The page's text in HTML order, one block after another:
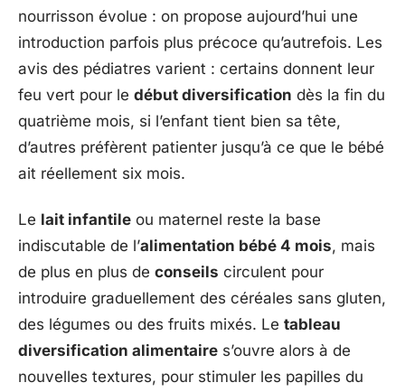
nourrisson évolue : on propose aujourd’hui une
introduction parfois plus précoce qu’autrefois. Les
avis des pédiatres varient : certains donnent leur
feu vert pour le début diversification dès la fin du
quatrième mois, si l’enfant tient bien sa tête,
d’autres préfèrent patienter jusqu’à ce que le bébé
ait réellement six mois.
Le lait infantile ou maternel reste la base
indiscutable de l’alimentation bébé 4 mois, mais
de plus en plus de conseils circulent pour
introduire graduellement des céréales sans gluten,
des légumes ou des fruits mixés. Le tableau
diversification alimentaire s’ouvre alors à de
nouvelles textures, pour stimuler les papilles du